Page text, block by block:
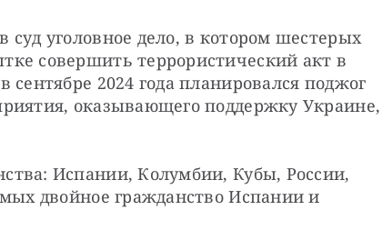
суд уголовное дело, в котором шестерых
совершить террористический акт в
2024 года планировался поджог
Испании, Колумбии, Кубы, России,
двойное гражданство Испании и